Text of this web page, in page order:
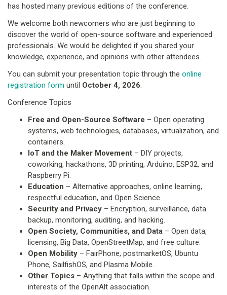
has hosted many previous editions of the conference.
We welcome both newcomers who are just beginning to
discover the world of open-source software and experienced
professionals. We would be delighted if you shared your
knowledge, experience, and opinions with other attendees.
You can submit your presentation topic through the online
registration form until October 4, 2026.
Conference Topics
Free and Open-Source Software – Open operating
systems, web technologies, databases, virtualization, and
containers.
IoT and the Maker Movement – DIY projects,
coworking, hackathons, 3D printing, Arduino, ESP32, and
Raspberry Pi.
Education – Alternative approaches, online learning,
respectful education, and Open Science.
Security and Privacy – Encryption, surveillance, data
backup, monitoring, auditing, and hacking.
Open Society, Communities, and Data – Open data,
licensing, Big Data, OpenStreetMap, and free culture.
Open Mobility – FairPhone, postmarketOS, Ubuntu
Phone, SailfishOS, and Plasma Mobile.
Other Topics – Anything that falls within the scope and
interests of the OpenAlt association.